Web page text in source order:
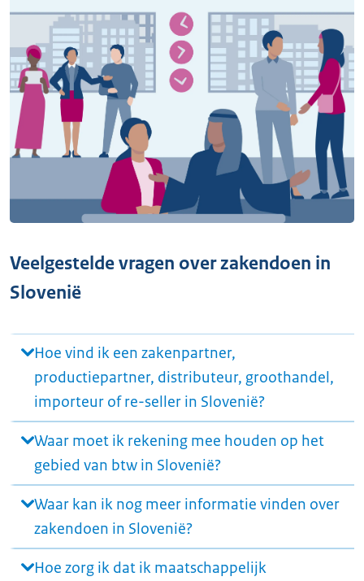
Veelgestelde vragen over zakendoen in
Slovenië
Hoe vind ik een zakenpartner,
productiepartner, distributeur, groothandel,
importeur of re-seller in Slovenië?
Waar moet ik rekening mee houden op het
gebied van btw in Slovenië?
Waar kan ik nog meer informatie vinden over
zakendoen in Slovenië?
Hoe zorg ik dat ik maatschappelijk